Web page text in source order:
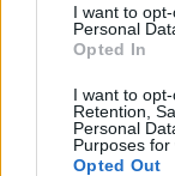
I want to
Personal
Opted In
I want to
Retention,
Personal
Purposes for
Opted Out